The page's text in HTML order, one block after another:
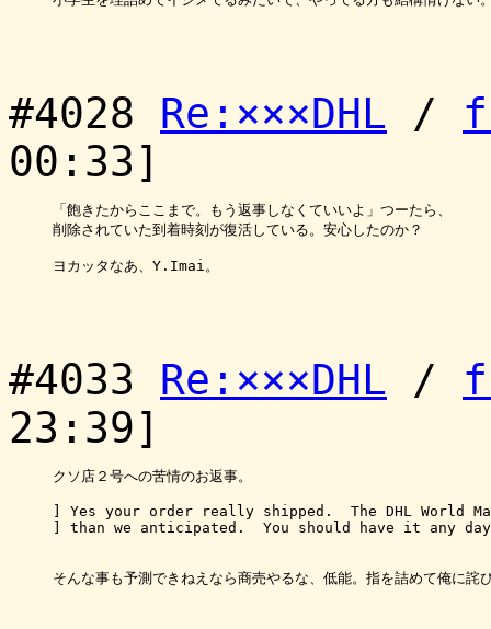
#4028 Re:×××DHL /
00:33]
「飽きたからここまで。もう返事しなくていいよ」つーたら、
削除されていた到着時刻が復活している。安心したのか？
ヨカッタなあ、Y.Imai。
#4033 Re:×××DHL /
23:39]
クソ店２号への苦情のお返事。
] Yes your order really shipped.  The DHL World
] than we anticipated.  You should have it any
そんな事も予測できねえなら商売やるな、低能。指を詰めて俺に詫